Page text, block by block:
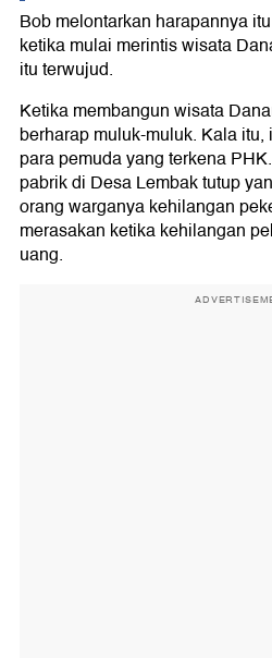
Bob melontarkan harapannya
ketika mulai merintis wisata
itu terwujud.
Ketika membangun wisata
berharap muluk-muluk. Kala
para pemuda yang terkena
pabrik di Desa Lembak tutup
orang warganya kehilangan
merasakan ketika kehilangan
uang.